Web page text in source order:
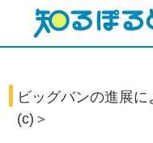
ビッグバンの進展
(c)＞